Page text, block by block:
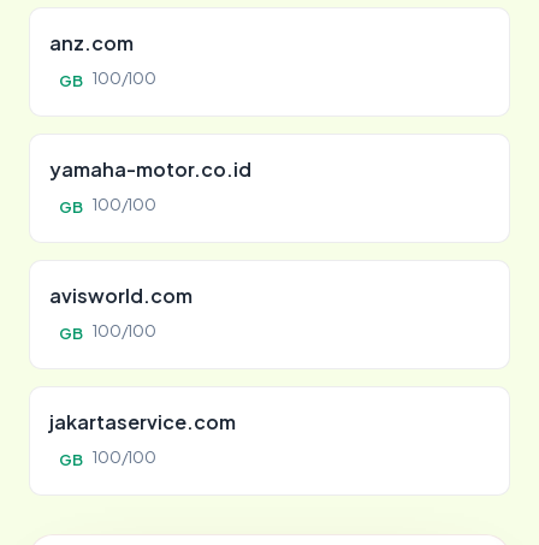
anz.com
GB 100/100
yamaha-motor.co.id
GB 100/100
avisworld.com
GB 100/100
jakartaservice.com
GB 100/100